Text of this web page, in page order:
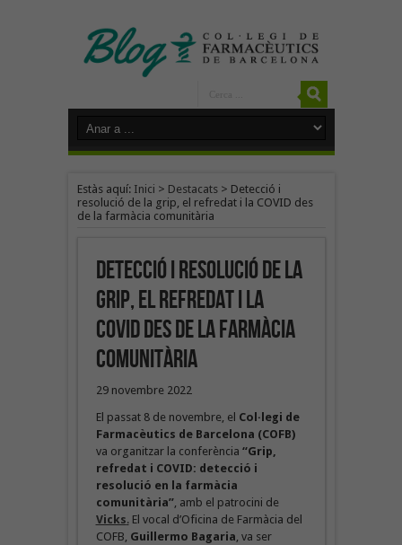
Estàs aquí: Inici > Destacats> Detecció i
resolució de la grip, el refredat i la COVID des
de la farmàcia comunitària
Detecció i resolució de la
grip, el refredat i la
COVID des de la farmàcia
comunitària
29 novembre 2022
El passat 8 de novembre, el Col·legi de
Farmacèutics de Barcelona (COFB)
va organitzar la conferència “Grip,
refredat i COVID: detecció i
resolució en la farmàcia
comunitària”, amb el patrocini de
Vicks.El vocal d’Oficina de Farmàcia del
COFB, Guillermo Bagaria , va ser